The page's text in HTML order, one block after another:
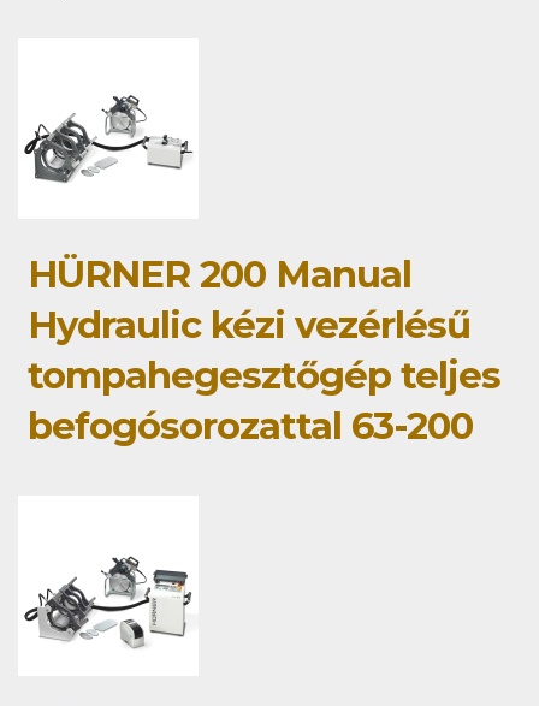
HÜRNER 200 Manual
Hydraulic kézi vezérlésű
tompahegesztőgép teljes
befogósorozattal 63-200